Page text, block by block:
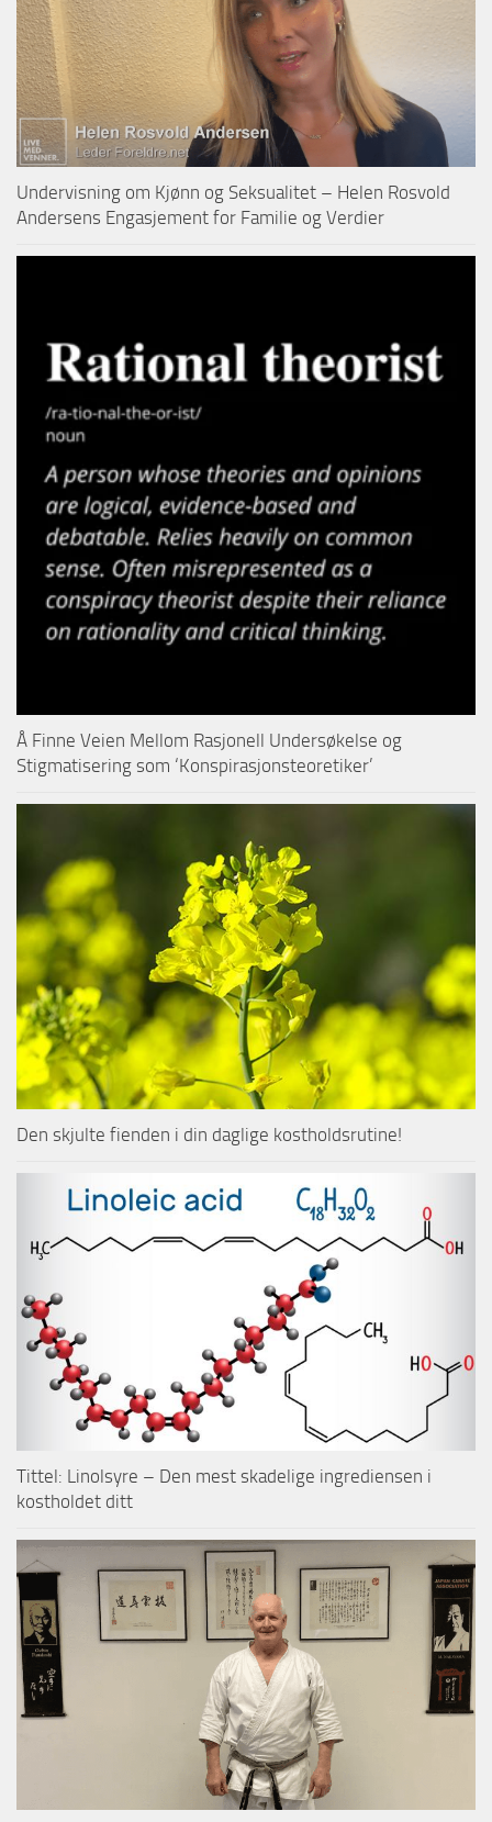
Undervisning om Kjønn og Seksualitet – Helen Rosvold
Andersens Engasjement for Familie og Verdier
Å Finne Veien Mellom Rasjonell Undersøkelse og
Stigmatisering som ‘Konspirasjonsteoretiker’
Den skjulte fienden i din daglige kostholdsrutine!
Tittel: Linolsyre – Den mest skadelige ingrediensen i
kostholdet ditt